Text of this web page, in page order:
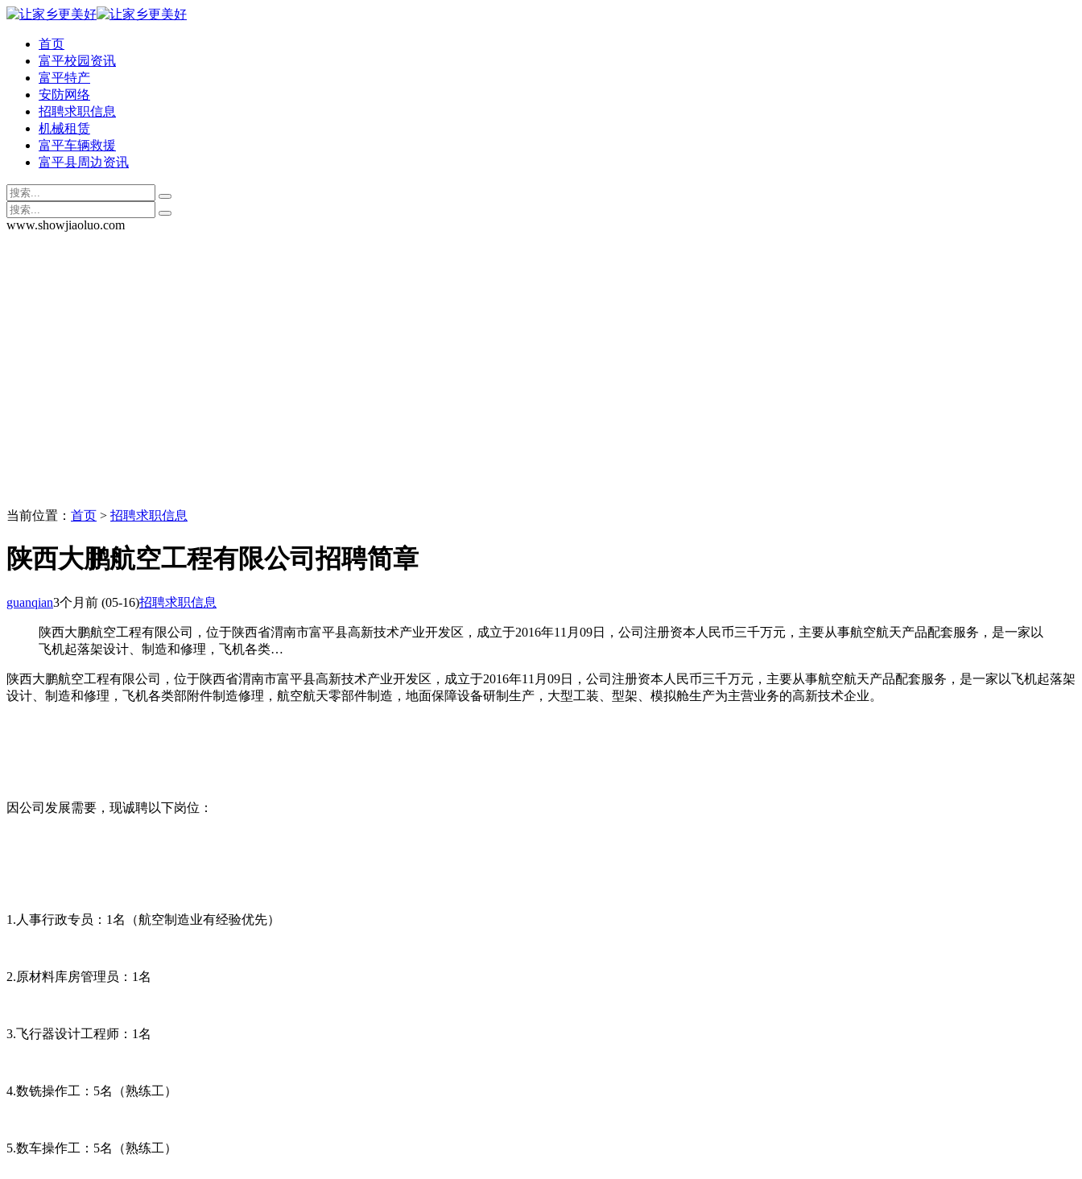
首页
富平校园资讯
富平特产
安防网络
招聘求职信息
机械租赁
富平车辆救援
富平县周边资讯
www.showjiaoluo.com
当前位置： 首页 > 招聘求职信息
陕西大鹏航空工程有限公司招聘简章
guanqian3个月前 (05-16)招聘求职信息
陕西大鹏航空工程有限公司，位于陕西省渭南市富平县高新技术产业开发区，成立于2016年11月09日，公司注册资本人民币三千万元，主要从事航空航天产品配套服务，是一家以
飞机起落架设计、制造和修理，飞机各类…
陕西大鹏航空工程有限公司，位于陕西省渭南市富平县高新技术产业开发区，成立于2016年11月09日，公司注册资本人民币三千万元，主要从事航空航天产品配套服务，是一家以飞机起落架
设计、制造和修理，飞机各类部附件制造修理，航空航天零部件制造，地面保障设备研制生产，大型工装、型架、模拟舱生产为主营业务的高新技术企业。
因公司发展需要，现诚聘以下岗位：
1.人事行政专员：1名（航空制造业有经验优先）
2.原材料库房管理员：1名
3.飞行器设计工程师：1名
4.数铣操作工：5名（熟练工）
5.数车操作工：5名（熟练工）